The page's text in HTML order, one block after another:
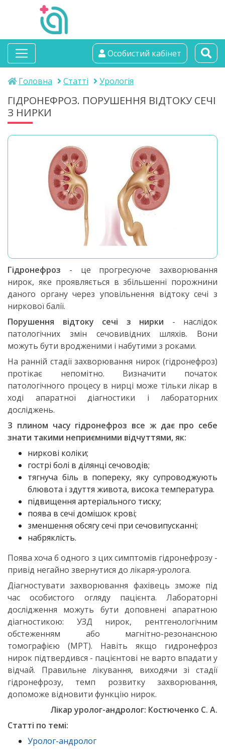
альтамедика
медичний центр
Особистий кабінет
Головна Статті Урологія
ГІДРОНЕФРОЗ. ПОРУШЕННЯ ВІДТОКУ СЕЧІ
З НИРКИ
Гідронефроз - це прогресуюче захворювання
нирок, яке проявляється в збільшенні порожнини
даного органу через уповільнення відтоку сечі з
ниркової балії.
Порушення відтоку сечі з нирки - наслідок
патологічних змін сечовивідних шляхів. Вони
можуть бути вродженими і набутими з роками.
На ранній стадії захворювання нирок (гідронефроз)
протікає непомітно. Визначити початок
патологічного процесу в нирці може тільки лікар в
ході апаратної діагностики і лабораторних
досліджень.
З плином часу гідронефроз все ж дає про себе
знати такими неприємними відчуттями, як:
ниркові коліки;
гострі болі в ділянці сечоводів;
тягнуча біль в попереку, яку супроводжують
блювота і здуття живота, висока температура.
підвищення артеріального тиску;
поява в сечі домішок крові;
зменшення обсягу сечі при сечовипусканні;
набряклість.
Поява хоча б одного з цих симптомів гідронефрозу -
привід негайно звернутися до лікаря-уролога.
Діагностувати захворювання фахівець зможе під
час особистого огляду пацієнта. Лабораторні
дослідження можуть бути доповнені апаратною
діагностикою: УЗД нирок, рентгенологічним
обстеженням або магнітно-резонансною
томографією (МРТ). Навіть якщо гидронефроз
нирок підтвердився - пацієнтові не варто впадати у
відчай. Правильне лікування, виходячи зі стадії
гідронефрозу, темп розвитку захворювання,
допоможе відновити функцію нирок.
Лікар уролог-андролог: Костюченко С. А.
Статті по темі:
Уролог-андролог